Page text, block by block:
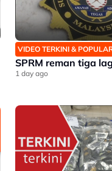
VIDEO TERKINI &
SPRM reman tiga
1 day ago